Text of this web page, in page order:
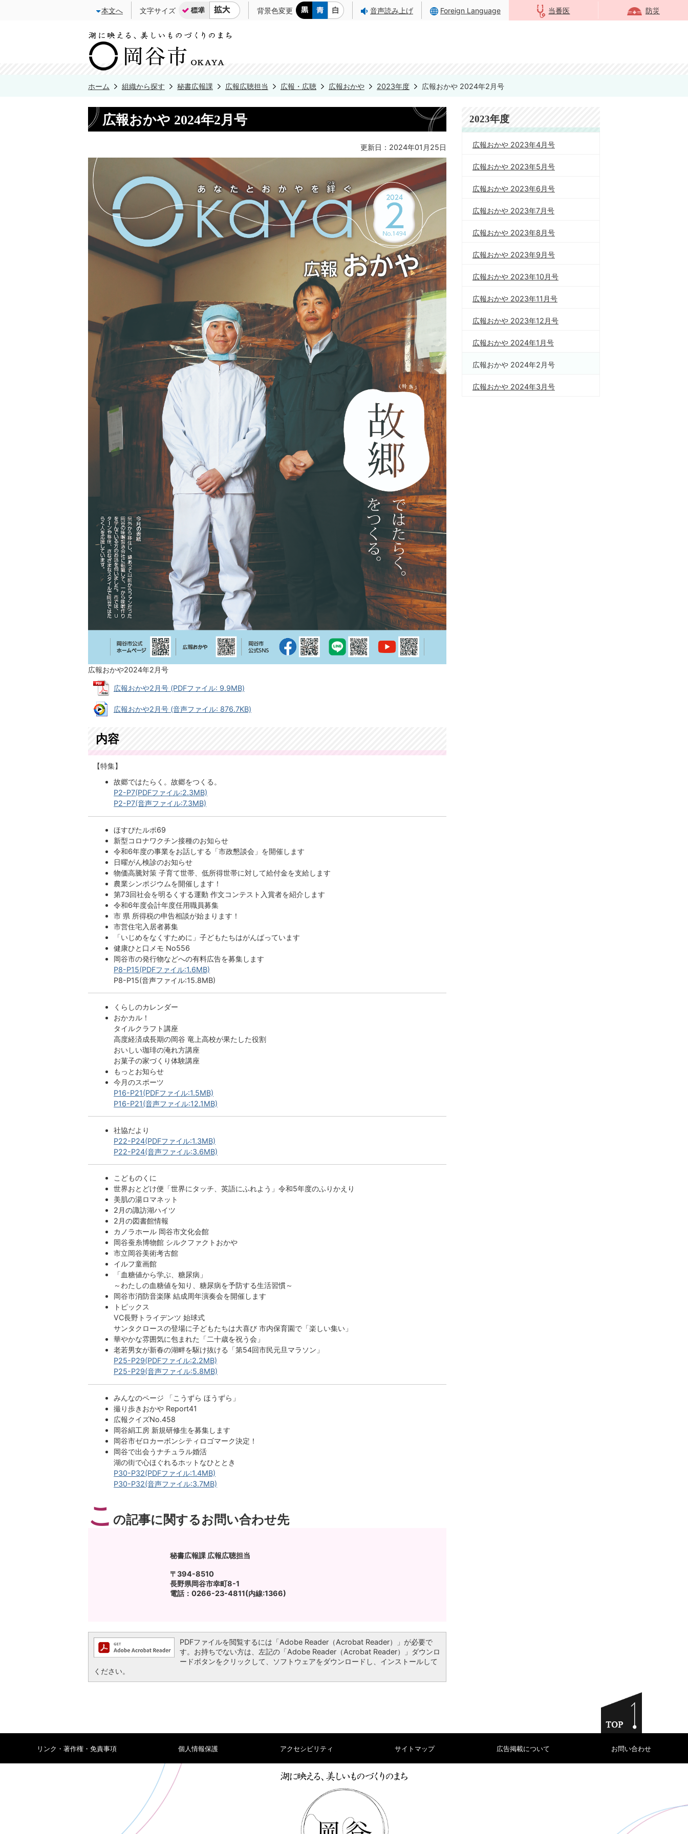
本文へ 文字サイズ 背景色変更 音声読み上げ Foreign Language 当番医 防災
ホーム 組織から探す 秘書広報課 広報広聴担当 広報・広聴 広報おかや 2023年度 広報おかや 2024年2月号
広報おかや 2024年2月号
更新日：2024年01月25日
広報おかや2024年2月号
広報おかや2月号 (PDFファイル: 9.9MB)
広報おかや2月号 (音声ファイル: 876.7KB)
内容
【特集】
故郷ではたらく。故郷をつくる。
P2-P7(PDFファイル:2.3MB)
P2-P7(音声ファイル:7.3MB)
ほすぴたルポ69
新型コロナワクチン接種のお知らせ
令和6年度の事業をお話しする「市政懇談会」を開催します
日曜がん検診のお知らせ
物価高騰対策 子育て世帯、低所得世帯に対して給付金を支給します
農業シンポジウムを開催します！
第73回社会を明るくする運動 作文コンテスト入賞者を紹介します
令和6年度会計年度任用職員募集
市 県 所得税の申告相談が始まります！
市営住宅入居者募集
「いじめをなくすために」子どもたちはがんばっています
健康ひと口メモ No556
岡谷市の発行物などへの有料広告を募集します
P8-P15(PDFファイル:1.6MB)
P8-P15(音声ファイル:15.8MB)
くらしのカレンダー
おかカル！
タイルクラフト講座
高度経済成長期の岡谷 竜上高校が果たした役割
おいしい珈琲の淹れ方講座
お菓子の家づくり体験講座
もっとお知らせ
今月のスポーツ
P16-P21(PDFファイル:1.5MB)
P16-P21(音声ファイル:12.1MB)
社協だより
P22-P24(PDFファイル:1.3MB)
P22-P24(音声ファイル:3.6MB)
こどものくに
世界おとどけ便「世界にタッチ、英語にふれよう」令和5年度のふりかえり
美肌の湯ロマネット
2月の諏訪湖ハイツ
2月の図書館情報
カノラホール 岡谷市文化会館
岡谷蚕糸博物館 シルクファクトおかや
市立岡谷美術考古館
イルフ童画館
「血糖値から学ぶ、糖尿病」
～わたしの血糖値を知り、糖尿病を予防する生活習慣～
岡谷市消防音楽隊 結成周年演奏会を開催します
トピックス
VC長野トライデンツ 始球式
サンタクロースの登場に子どもたちは大喜び 市内保育園で「楽しい集い」
華やかな雰囲気に包まれた「二十歳を祝う会」
老若男女が新春の湖畔を駆け抜ける「第54回市民元旦マラソン」
P25-P29(PDFファイル:2.2MB)
P25-P29(音声ファイル:5.8MB)
みんなのページ 「こうずら ほうずら」
撮り歩きおかや Report41
広報クイズNo.458
岡谷絹工房 新規研修生を募集します
岡谷市ゼロカーボンシティロゴマーク決定！
岡谷で出会うナチュラル婚活
湖の街で心ほぐれるホットなひととき
P30-P32(PDFファイル:1.4MB)
P30-P32(音声ファイル:3.7MB)
こ の記事に関するお問い合わせ先
秘書広報課 広報広聴担当
〒394-8510
長野県岡谷市幸町8-1
電話：0266-23-4811(内線:1366)
PDFファイルを閲覧するには「Adobe Reader（Acrobat Reader）」が必要で
す。お持ちでない方は、左記の「Adobe Reader（Acrobat Reader）」ダウンロ
ードボタンをクリックして、ソフトウェアをダウンロードし、インストールして
ください。
2023年度
広報おかや 2023年4月号
広報おかや 2023年5月号
広報おかや 2023年6月号
広報おかや 2023年7月号
広報おかや 2023年8月号
広報おかや 2023年9月号
広報おかや 2023年10月号
広報おかや 2023年11月号
広報おかや 2023年12月号
広報おかや 2024年1月号
広報おかや 2024年2月号
広報おかや 2024年3月号
リンク・著作権・免責事項 個人情報保護 アクセシビリティ サイトマップ 広告掲載について お問い合わせ